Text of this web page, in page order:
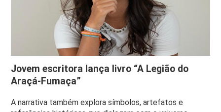
Jovem escritora lança livro “A Legião do
Araçá-Fumaça”
A narrativa também explora símbolos, artefatos e